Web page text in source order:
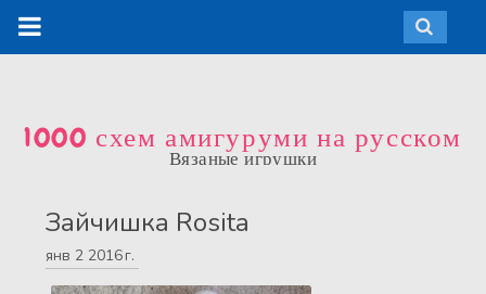
1000 схем амигуруми на русском
Вязаные игрушки
Зайчишка Rosita
янв 2 2016 г.